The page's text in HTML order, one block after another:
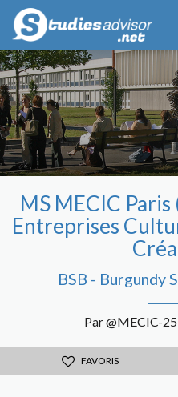
MS MECIC
Entreprises
BSB - Burgundy
Par @MECIC-
FAVORIS